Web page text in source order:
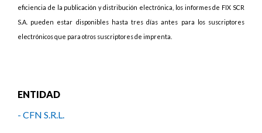
eficiencia de la publicación y distribución electrónica, los informes de FIX SCR
S.A. pueden estar disponibles hasta tres días antes para los suscriptores
electrónicos que para otros suscriptores de imprenta.
ENTIDAD
- CFN S.R.L.